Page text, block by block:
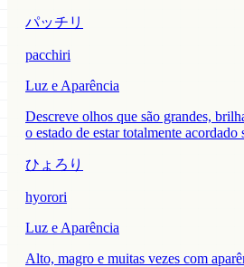
パッチリ
pacchiri
Luz e Aparência
Descreve olhos que são grandes,
o estado de estar totalmente acordado
ひょろり
hyorori
Luz e Aparência
Alto, magro e muitas vezes com